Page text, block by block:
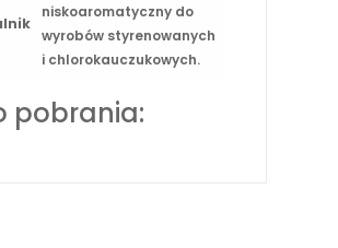
niskoaromatyczny do
wyrobów styrenowanych
i chlorokauczukowych.
pobrania: